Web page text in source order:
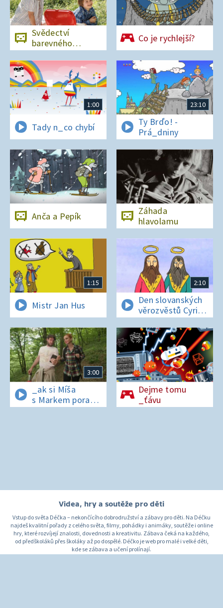
Svědectví
barevného
ostrova
Co je rychlejší?
1:00
Tady n_co chybí
23:10
Ty Brďo! -
Prá_dniny
Anča a Pepík
Záhada
hlavolamu
1:15
Mistr Jan Hus
2:10
Den slovanských
věrozvěstů Cyrila
a Metoděje
3:00
_ak si Míša
s Markem poradí
v lese bez
Dejme tomu
_ťávu
Videa, hry a soutěže pro děti
Vstup do světa Déčka – nekončícího dobrodružství a zábavy pro děti. Na Déčku
najdeš kvalitní pořady z celého světa, filmy, pohádky i animáky, soutěže i online
hry, které rozvíjejí znalosti, dovednosti a kreativitu. Zábava čeká na každého,
od předškoláků přes školáky až po dospělé. Déčko je web pro malé i velké děti,
kde se zábava a učení prolínají.